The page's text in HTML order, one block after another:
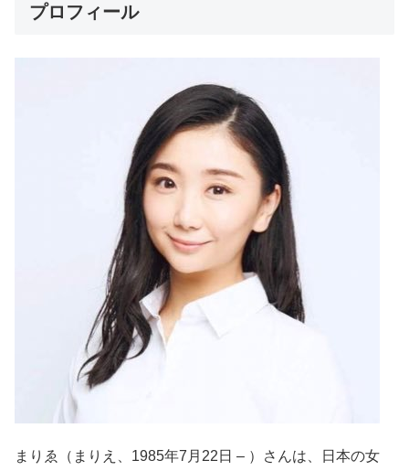
プロフィール
まりゑ（まりえ、1985年7月22日 – ）さんは、日本の女